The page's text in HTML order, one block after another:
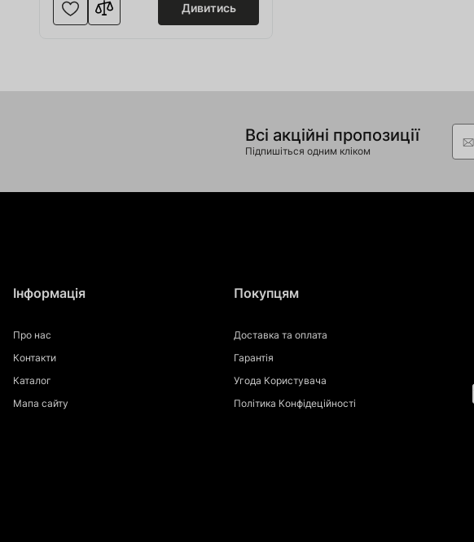
Дивитись
Всі акційні пропозиції
Підпишіться одним кліком
Інформація
Про нас
Контакти
Каталог
Мапа сайту
Покупцям
Доставка та оплата
Гарантія
Угода Користувача
Політика Конфідеційності